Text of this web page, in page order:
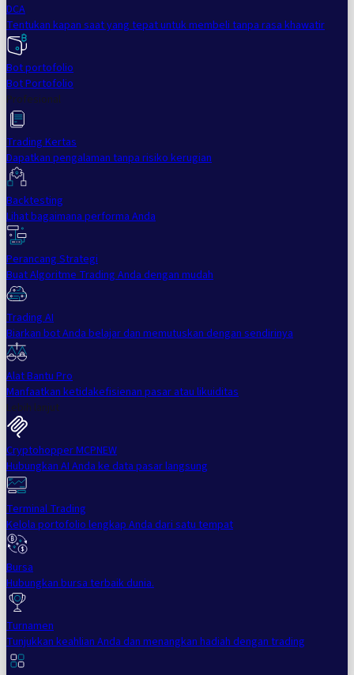
DCA
Tentukan kapan saat yang tepat untuk membeli tanpa rasa khawatir
Bot portofolio
Bot Portofolio
Profesional
Trading Kertas
Dapatkan pengalaman tanpa risiko kerugian
Backtesting
Lihat bagaimana performa Anda
Perancang Strategi
Buat Algoritme Trading Anda dengan mudah
Trading AI
Biarkan bot Anda belajar dan memutuskan dengan sendirinya
Alat Bantu Pro
Manfaatkan ketidakefisienan pasar atau likuiditas
Lebih lanjut
Cryptohopper MCPNEW
Hubungkan AI Anda ke data pasar langsung
Terminal Trading
Kelola portofolio lengkap Anda dari satu tempat
Bursa
Hubungkan bursa terbaik dunia.
Turnamen
Tunjukkan keahlian Anda dan menangkan hadiah dengan trading